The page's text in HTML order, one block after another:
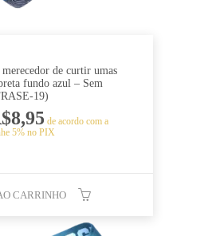
de curtir umas
fundo azul – Sem
19)
8,95 de acordo com a
5% no PIX
CARRINHO